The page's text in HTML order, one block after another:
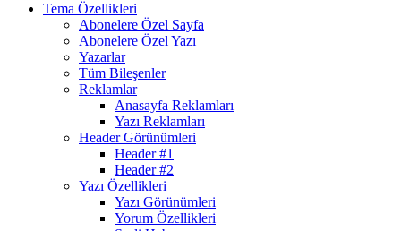
Tema Özellikleri
Abonelere Özel Sayfa
Abonelere Özel Yazı
Yazarlar
Tüm Bileşenler
Reklamlar
Anasayfa Reklamları
Yazı Reklamları
Header Görünümleri
Header #1
Header #2
Yazı Özellikleri
Yazı Görünümleri
Yorum Özellikleri